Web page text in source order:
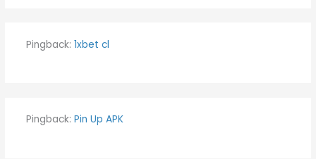
Pingback: 1xbet cl
Pingback: Pin Up APK